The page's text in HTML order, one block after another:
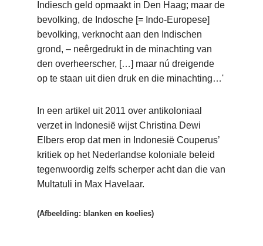
Indiesch geld opmaakt in Den Haag; maar de
bevolking, de Indosche [= Indo-Europese]
bevolking, verknocht aan den Indischen
grond, – neêrgedrukt in de minachting van
den overheerscher, […] maar nú dreigende
op te staan uit dien druk en die minachting…'
In een artikel uit 2011 over antikoloniaal
verzet in Indonesië wijst Christina Dewi
Elbers erop dat men in Indonesië Couperus’
kritiek op het Nederlandse koloniale beleid
tegenwoordig zelfs scherper acht dan die van
Multatuli in Max Havelaar.
(Afbeelding: blanken en koelies)